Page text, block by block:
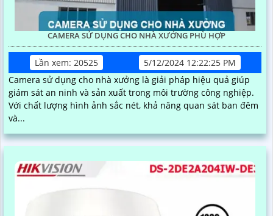
CAMERA SỬ DỤNG CHO NHÀ XƯỞNG PHÙ HỢP
Lần xem: 20525
5/12/2024 12:22:25 PM
Camera sử dụng cho nhà xưởng là giải pháp hiệu quả giúp
giám sát an ninh và sản xuất trong môi trường công nghiệp.
Với chất lượng hình ảnh sắc nét, khả năng quan sát ban đêm
và...